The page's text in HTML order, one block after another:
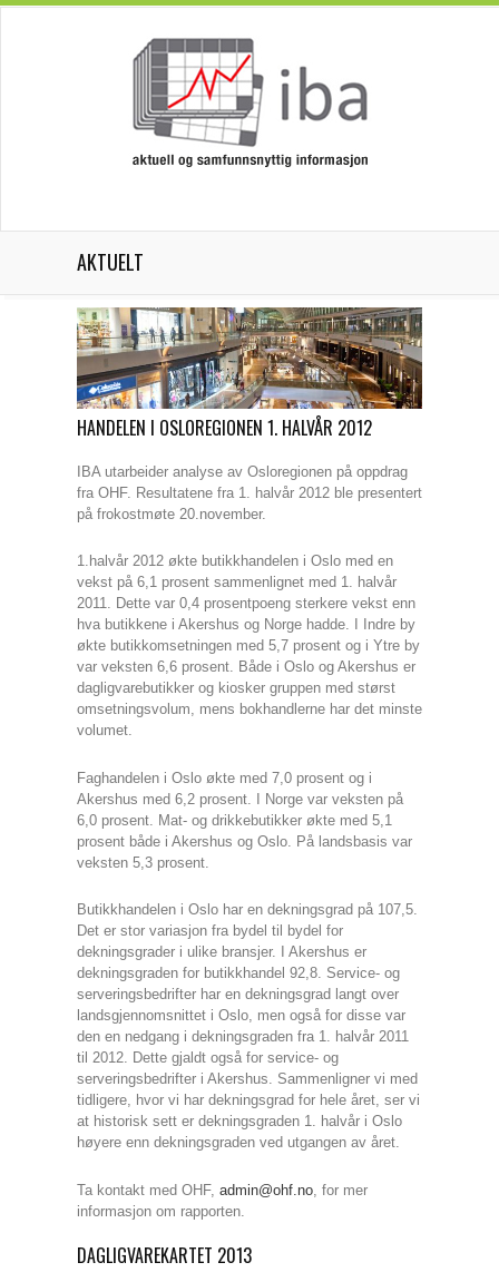
AKTUELT
HANDELEN I OSLOREGIONEN 1. HALVÅR 2012
IBA utarbeider analyse av Osloregionen på oppdrag
fra OHF. Resultatene fra 1. halvår 2012 ble presentert
på frokostmøte 20.november.
1.halvår 2012 økte butikkhandelen i Oslo med en
vekst på 6,1 prosent sammenlignet med 1. halvår
2011. Dette var 0,4 prosentpoeng sterkere vekst enn
hva butikkene i Akershus og Norge hadde. I Indre by
økte butikkomsetningen med 5,7 prosent og i Ytre by
var veksten 6,6 prosent. Både i Oslo og Akershus er
dagligvarebutikker og kiosker gruppen med størst
omsetningsvolum, mens bokhandlerne har det minste
volumet.
Faghandelen i Oslo økte med 7,0 prosent og i
Akershus med 6,2 prosent. I Norge var veksten på
6,0 prosent. Mat- og drikkebutikker økte med 5,1
prosent både i Akershus og Oslo. På landsbasis var
veksten 5,3 prosent.
Butikkhandelen i Oslo har en dekningsgrad på 107,5.
Det er stor variasjon fra bydel til bydel for
dekningsgrader i ulike bransjer. I Akershus er
dekningsgraden for butikkhandel 92,8. Service- og
serveringsbedrifter har en dekningsgrad langt over
landsgjennomsnittet i Oslo, men også for disse var
den en nedgang i dekningsgraden fra 1. halvår 2011
til 2012. Dette gjaldt også for service- og
serveringsbedrifter i Akershus. Sammenligner vi med
tidligere, hvor vi har dekningsgrad for hele året, ser vi
at historisk sett er dekningsgraden 1. halvår i Oslo
høyere enn dekningsgraden ved utgangen av året.
Ta kontakt med OHF, admin@ohf.no , for mer
informasjon om rapporten.
DAGLIGVAREKARTET 2013